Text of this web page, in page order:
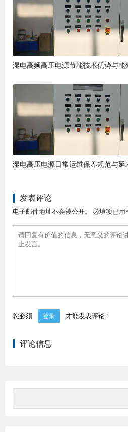
湿电高频高压电源节能技术优势与能
湿电高压电源日常运维保养规范与延
发表评论
电子邮件地址不会被公开。 必填项已用
您必须 登录 才能发表评论！
评论信息